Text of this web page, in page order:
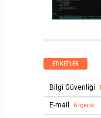
ETIKETLER
Bilgi Güvenliği
E-mail 6 içerik